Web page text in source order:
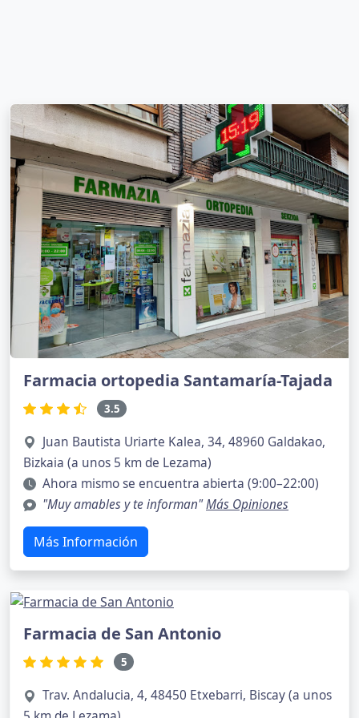
Farmacia ortopedia Santamaría-Tajada
3.5
Juan Bautista Uriarte Kalea, 34, 48960 Galdakao,
Bizkaia (a unos 5 km de Lezama)
Ahora mismo se encuentra abierta (9:00–22:00)
"Muy amables y te informan"Más Opiniones
Más Información
Farmacia de San Antonio
5
Trav. Andalucia, 4, 48450 Etxebarri, Biscay (a unos